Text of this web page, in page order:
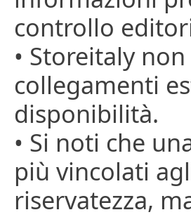
controllo
• Storeitaly
collegamenti
disponibilità.
• Si noti che
più vincolati
riservatezza,